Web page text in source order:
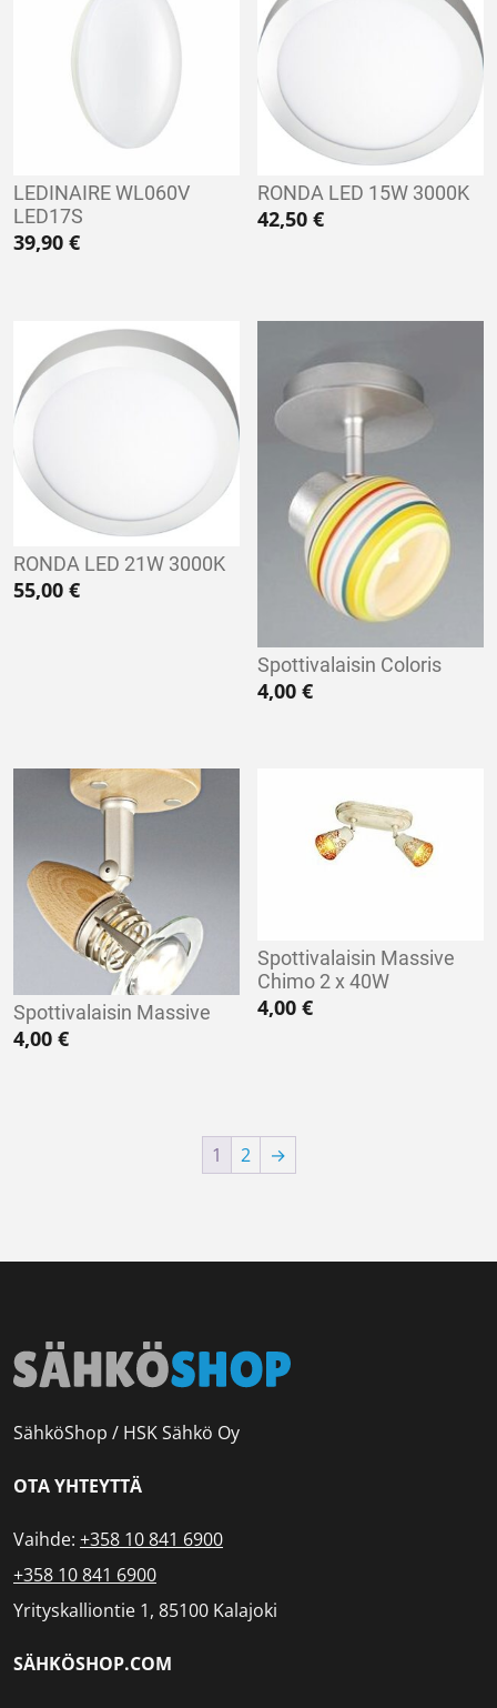
LEDINAIRE WL060V
LED17S
39,90 €
RONDA LED 15W 3000K
42,50€
RONDA LED 21W 3000K
55,00 €
Spottivalaisin Coloris
4,00€
Spottivalaisin Massive
4,00 €
Spottivalaisin Massive
Chimo 2 x 40W
4,00€
1 2 →
SähköShop / HSK Sähkö Oy
OTA YHTEYTTÄ
Vaihde: +358 10 841 6900
+358 10 841 6900
Yrityskalliontie 1, 85100 Kalajoki
SÄHKÖSHOP.COM